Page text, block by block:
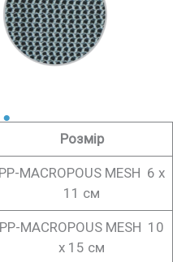
Розмір
PP-MACROPOUS MESH 6 х
11 см
PP-MACROPOUS MESH 10
х 15 см